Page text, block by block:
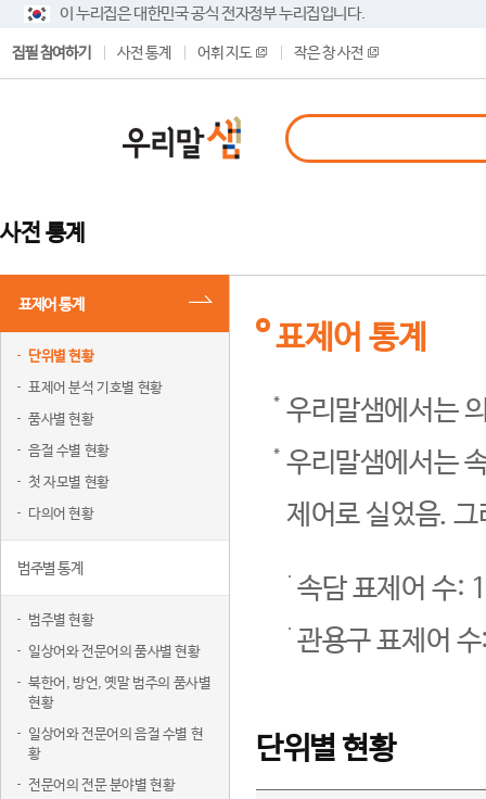
이 누리집은 대한민국 공식 전자정부 누리집입니다.
집필 참여하기 사전 통계 어휘 지도 작은 창 사전
사전 통계
표제어 통계
단위별 현황
표제어 분석 기호별 현황
품사별 현황
음절 수별 현황
첫 자모별 현황
다의어 현황
범주별 통계
범주별 현황
일상어와 전문어의 품사별 현황
북한어, 방언, 옛말 범주의 품사별
현황
일상어와 전문어의 음절 수별 현
황
전문어의 전문 분야별 현황
표제어 통계
우리말샘에서는
우리말샘에서는
제어로 실었음.
속담 표제어 수:
관용구 표제어
단위별 현황